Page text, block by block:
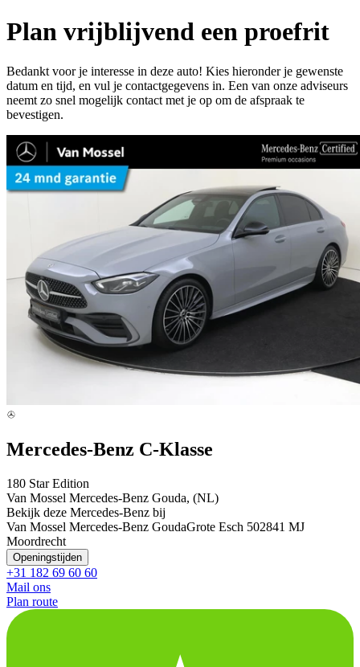
Plan vrijblijvend een proefrit
Bedankt voor je interesse in deze auto! Kies hieronder je gewenste
datum en tijd, en vul je contactgegevens in. Een van onze adviseurs
neemt zo snel mogelijk contact met je op om de afspraak te
bevestigen.
Mercedes-Benz C-Klasse
180 Star Edition
Van Mossel Mercedes-Benz Gouda, (NL)
Bekijk deze Mercedes-Benz bij
Van Mossel Mercedes-Benz GoudaGrote Esch 502841 MJ
Moordrecht
Openingstijden
+31 182 69 60 60
Mail ons
Plan route